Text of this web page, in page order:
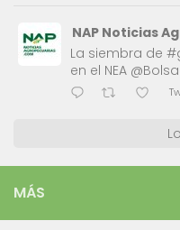
NAP Noticias
La siembra de
en el NEA
MÁS